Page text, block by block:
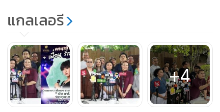
เดิมนะคะ”
อ้วน : “เราเจอเขาวันแรกเลยค่ะวันที่ 28 ก.ค.68 มัมเข้าโรง
พยาบาลประมาณ 4 ทุ่มกว่า ล่าสุดอาการก็คือให้ฟอกไตรอบที่ 2
แล้ว ขาที่บวมทั้งสองข้างลดลงก็ยังพูดไม่ได้สื่อสารด้วยการที่เรา
เขียนอะไรไปแล้วเขาก็จะพยักหน้าแล้วก็เขียนตอบอะไร
ประมาณนี้”
แกลเลอรี
+4